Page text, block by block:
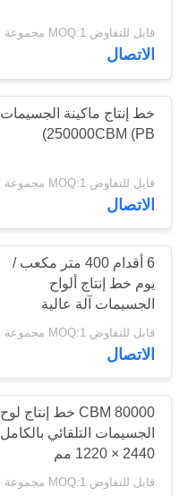
قابل للتفاوض MOQ:1 مجموعة
الاتصال
خط إنتاج ماكينة الجسيمات
250000CBM (PB)
قابل للتفاوض MOQ:1 مجموعة
الاتصال
6 أقدام 400 متر مكعب /
يوم خط إنتاج ألواح
الجسيمات آلة عالية
الإنتاجية
قابل للتفاوض MOQ:1 مجموعة
الاتصال
80000 CBM خط إنتاج لوح
الجسيمات التلقائي بالكامل
2440 × 1220 مم
قابل للتفاوض MOQ:1 مجموعة